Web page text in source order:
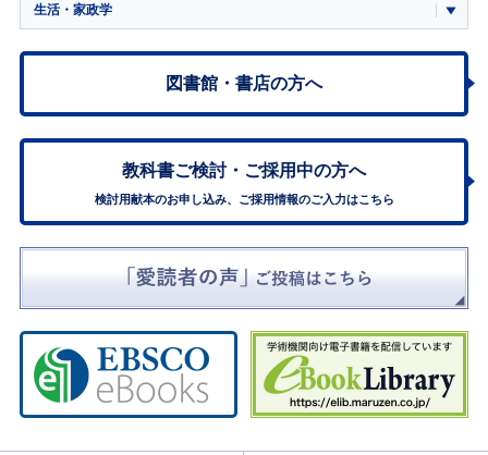
生活・家政学
図書館・書店の方へ
教科書ご検討・ ご採用中の方へ
検討用献本のお申し込み、ご採用情報のご入力はこちら